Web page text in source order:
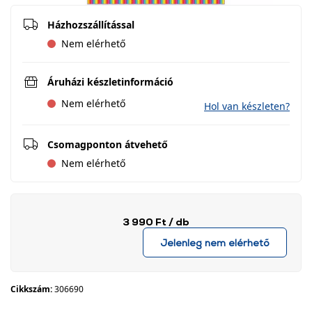
Házhozszállítással
Nem elérhető
Áruházi készletinformáció
Nem elérhető
Hol van készleten?
Csomagponton átvehető
Nem elérhető
3 990 Ft / db
Jelenleg nem elérhető
Cikkszám:306690